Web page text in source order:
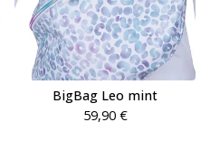
BigBag Leo mint
59,90 €